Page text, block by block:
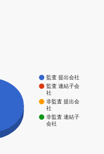
監査 提出会社
監査 連結子会
社
非監査 提出会
社
非監査 連結子
会社